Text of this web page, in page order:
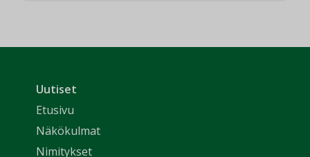
Uutiset
Etusivu
Näkökulmat
Nimitykset